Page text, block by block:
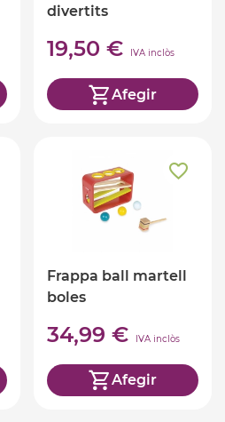
divertits
19,50 € IVA inclòs
Afegir
Frappa ball martell
boles
34,99 € IVA inclòs
Afegir